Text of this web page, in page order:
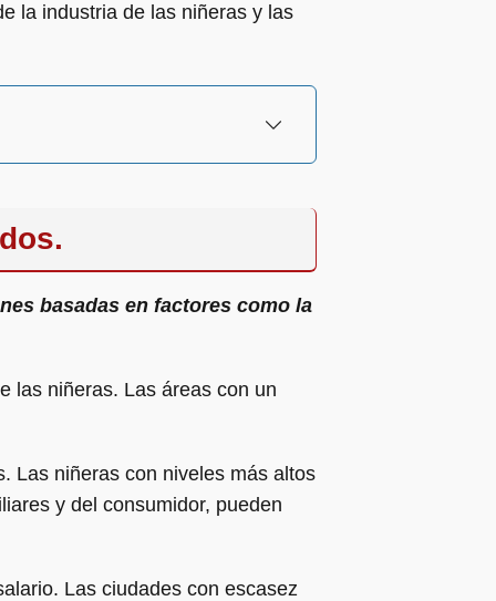
la industria de las niñeras y las
basadas en factores como la
las niñeras. Las áreas con un
Las niñeras con niveles más altos
y del consumidor, pueden
Las ciudades con escasez